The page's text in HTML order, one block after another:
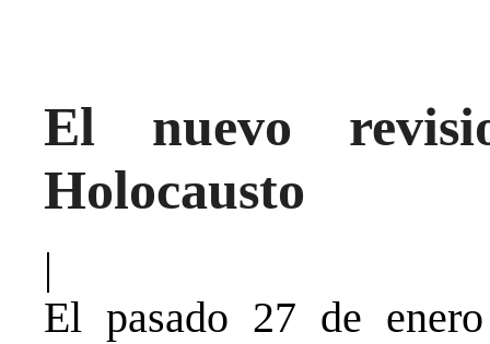
El nuevo
Holocausto
|
El pasado 27 de